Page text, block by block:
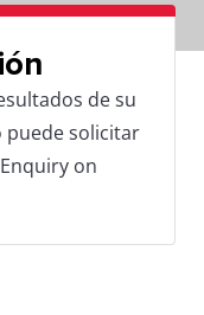
de su
puede solicitar
on